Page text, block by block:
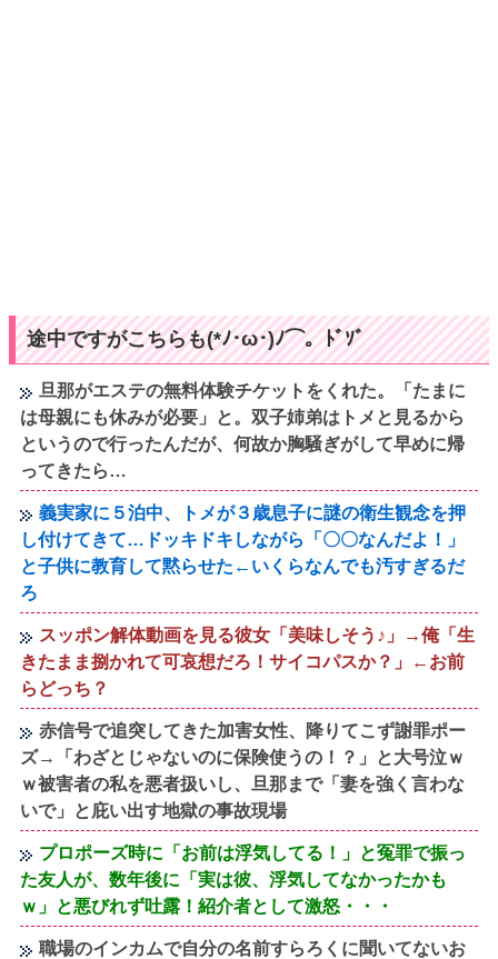
途中ですがこちらも(*ﾉ･ω･)ﾉ⌒。ﾄﾞｿﾞ
旦那がエステの無料体験チケットをくれた。「たまに
は母親にも休みが必要」と。双子姉弟はトメと見るから
というので行ったんだが、何故か胸騒ぎがして早めに帰
ってきたら…
義実家に５泊中、トメが３歳息子に謎の衛生観念を押
し付けてきて…ドッキドキしながら「〇〇なんだよ！」
と子供に教育して黙らせた←いくらなんでも汚すぎるだ
ろ
スッポン解体動画を見る彼女「美味しそう♪」→俺「生
きたまま捌かれて可哀想だろ！サイコパスか？」←お前
らどっち？
赤信号で追突してきた加害女性、降りてこず謝罪ポー
ズ→「わざとじゃないのに保険使うの！？」と大号泣ｗ
ｗ被害者の私を悪者扱いし、旦那まで「妻を強く言わな
いで」と庇い出す地獄の事故現場
プロポーズ時に「お前は浮気してる！」と冤罪で振っ
た友人が、数年後に「実は彼、浮気してなかったかも
ｗ」と悪びれず吐露！紹介者として激怒・・・
職場のインカムで自分の名前すらろくに聞いてないお